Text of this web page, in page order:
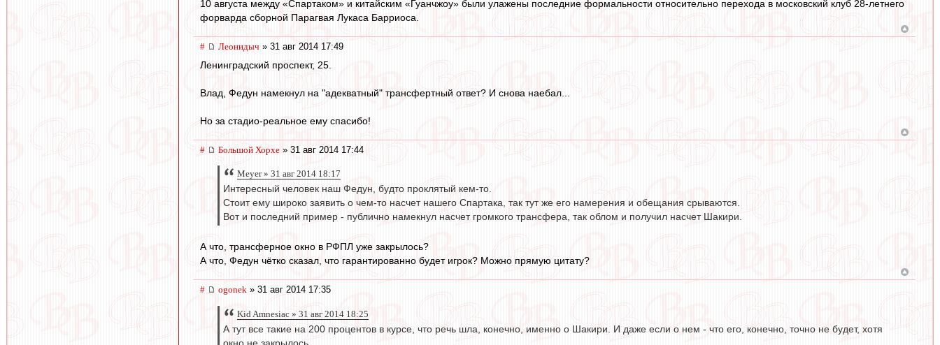
10 августа между «Спартаком» и китайским «Гуанчжоу» были улажены последние формальности относительно перехода в московский клуб 28-летнего
форварда сборной Парагвая Лукаса Барриоса.
# Леонидыч » 31 авг 2014 17:49
Ленинградский проспект, 25.
Влад, Федун намекнул на "адекватный" трансфертный ответ? И снова наебал...
Но за стадио-реальное ему спасибо!
# Большой Хорхе » 31 авг 2014 17:44
Meyer » 31 авг 2014 18:17
Интересный человек наш Федун, будто проклятый кем-то.
Стоит ему широко заявить о чем-то насчет нашего Спартака, так тут же его намерения и обещания срываются.
Вот и последний пример - публично намекнул насчет громкого трансфера, так облом и получил насчет Шакири.
А что, трансферное окно в РФПЛ уже закрылось?
А что, Федун чётко сказал, что гарантированно будет игрок? Можно прямую цитату?
# ogonek » 31 авг 2014 17:35
Kid Amnesiac » 31 авг 2014 18:25
А тут все такие на 200 процентов в курсе, что речь шла, конечно, именно о Шакири. И даже если о нем - что его, конечно, точно не будет, хотя